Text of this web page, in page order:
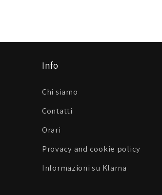
Info
Chi siamo
Contatti
Orari
Provacy and cookie policy
Informazioni su Klarna